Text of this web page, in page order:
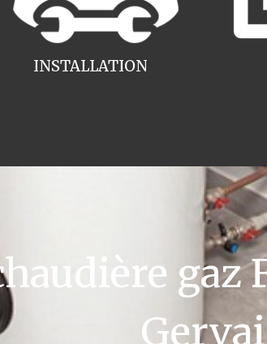
INSTALLATION
gaz